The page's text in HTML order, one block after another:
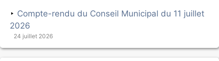
Compte-rendu du Conseil Municipal du 11 juillet
2026
24 juillet 2026